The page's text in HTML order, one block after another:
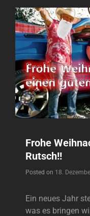
Frohe
Rutsch!!
Posted on 18.
Ein neues Jahr
was es bringen